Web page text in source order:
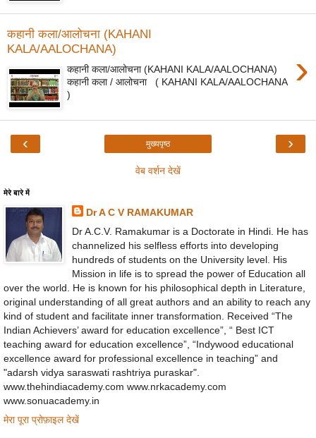
कहानी कला/आलोचना (KAHANI
KALA/AALOCHANA)
›
कहानी कला/आलोचना (KAHANI KALA/AALOCHANA)
कहानी कला / आलोचना ( KAHANI KALA/AALOCHANA
)
‹ ›
मुख्यपृष्ठ
वेब वर्शन देखें
मेरे बारे में
Dr A C V RAMAKUMAR
Dr A.C.V. Ramakumar is a Doctorate in Hindi. He has
channelized his selfless efforts into developing
hundreds of students on the University level. His
Mission in life is to spread the power of Education all
over the world. He is known for his philosophical depth in Literature,
original understanding of all great authors and an ability to reach any
kind of student and facilitate inner transformation. Received “The
Indian Achievers’ award for education excellence”, “ Best ICT
teaching award for education excellence”, “Indywood educational
excellence award for professional excellence in teaching” and
"adarsh vidya saraswati rashtriya puraskar".
www.thehindiacademy.com www.nrkacademy.com
www.sonuacademy.in
मेरा पूरा प्रोफ़ाइल देखें